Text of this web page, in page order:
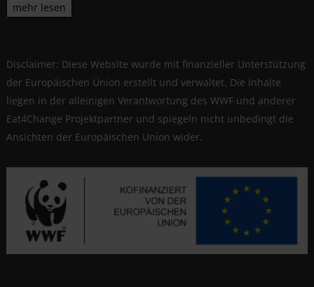
mehr lesen
Disclaimer: Diese Website wurde mit finanzieller Unterstützung
der Europäischen Union erstellt und verwaltet. Die Inhalte
liegen in der alleinigen Verantwortung des WWF und anderer
Eat4Change Projektpartner und spiegeln nicht unbedingt die
Ansichten der Europäischen Union wider.